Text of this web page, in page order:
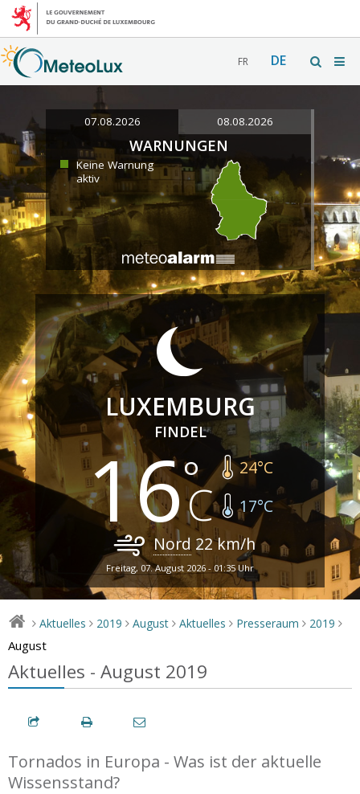
FR DE
07.08.2026 08.08.2026
WARNUNGEN
Keine Warnung
aktiv
LUXEMBURG
FINDEL
16 24°C
17°C
Nord 22km/h
Freitag, 07. August 2026 - 01:35 Uhr
> Aktuelles > 2019 > August > Aktuelles > Presseraum > 2019 >
August
Aktuelles - August 2019
Tornados in Europa - Was ist der aktuelle
Wissensstand?